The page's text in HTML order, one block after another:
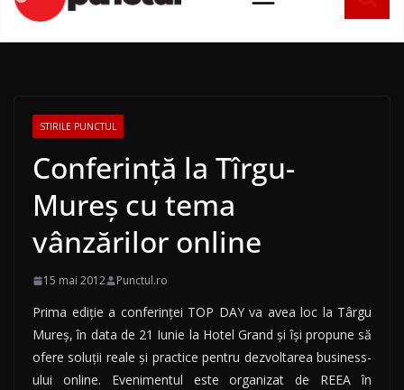
conținut
STIRILE PUNCTUL
Conferință la Tîrgu-
Mureș cu tema
vânzărilor online
15 mai 2012 Punctul.ro
Prima ediție a conferinței TOP DAY va avea loc la Târgu
Mureș, în data de 21 Iunie la Hotel Grand și își propune să
ofere soluții reale și practice pentru dezvoltarea business-
ului online. Evenimentul este organizat de REEA în